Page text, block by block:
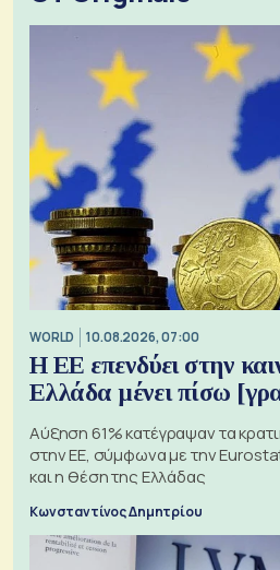
WORLD 10.08.2026, 07:00
Η ΕΕ επενδύει στην
Ελλάδα μένει πίσω
Αύξηση 61% κατέγραψαν τα
στην ΕΕ, σύμφωνα με την
και η θέση της Ελλάδας
Κωνσταντίνος Δημητρίου